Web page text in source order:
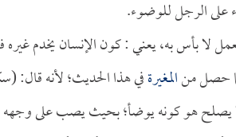
على الرجل للوضوء.
لا بأس به، يعني : كون الإنسان يخدم
حصل منالمغيرةفي هذا الحديث؛ لأنه
لا يصلح هو كونه يوضأ؛ بحيث يصب على